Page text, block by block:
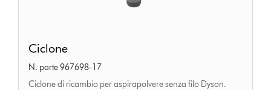
Ciclone
N. parte 967698-17
Ciclone di ricambio per aspirapolvere senza filo Dyson.